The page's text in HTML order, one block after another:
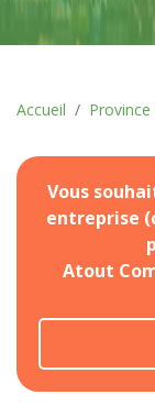
Accueil Province
Vous
entreprise
Atout